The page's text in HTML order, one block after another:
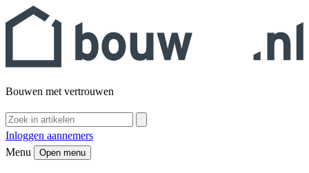
Bouwen met vertrouwen
Inloggen aannemers
Menu
Open menu